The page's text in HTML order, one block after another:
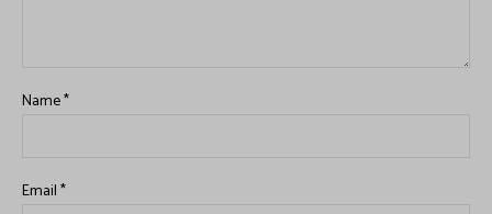
Name*
Email*